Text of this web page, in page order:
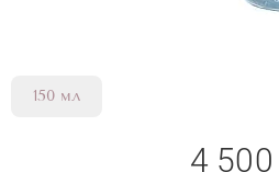
150 мл
4